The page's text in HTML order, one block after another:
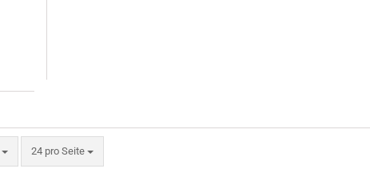
24 pro Seite
pro Seite